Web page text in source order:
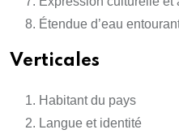
Étendue d’eau
Verticales
Habitant du pays
Langue et identité